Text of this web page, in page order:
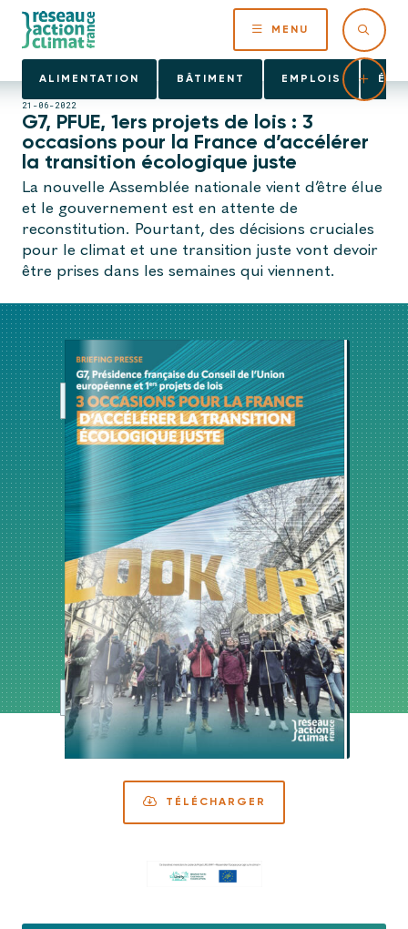
MENU
ALIMENTATION BÂTIMENT EMPLOIS
21-06-2022
G7, PFUE, 1ers projets de lois : 3
occasions pour la France d’accélérer
la transition écologique juste
La nouvelle Assemblée nationale vient d’être élue
et le gouvernement est en attente de
reconstitution. Pourtant, des décisions cruciales
pour le climat et une transition juste vont devoir
être prises dans les semaines qui viennent.
TÉLÉCHARGER